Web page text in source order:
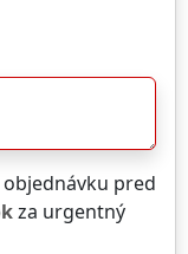
pred
za urgentný